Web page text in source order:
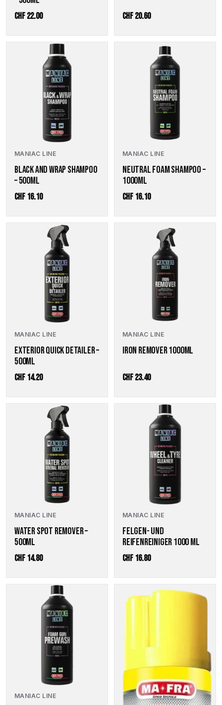
CHF22.00 CHF20.60
MANIAC LINE
BLACK AND WRAP SHAMPOO
– 500ML
CHF 16.10
MANIAC LINE
NEUTRAL FOAM SHAMPOO –
1000ML
CHF 16.10
MANIAC LINE
EXTERIOR QUICK DETAILER –
500ML
CHF 14.20
MANIAC LINE
IRON REMOVER 1000ML
CHF23.40
MANIAC LINE
WATER SPOT REMOVER –
500ML
CHF 14.80
MANIAC LINE
FELGEN- UND
REIFENREINIGER 1000 ML
CHF 16.80
MANIAC LINE